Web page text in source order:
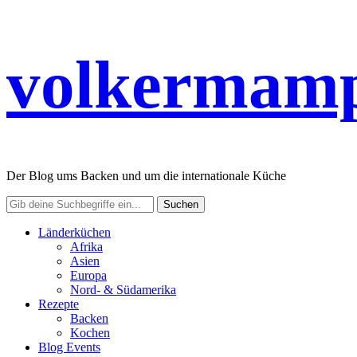
Der Blog ums Backen und um die internationale Küche
Länderküchen
Afrika
Asien
Europa
Nord- & Südamerika
Rezepte
Backen
Kochen
Blog Events